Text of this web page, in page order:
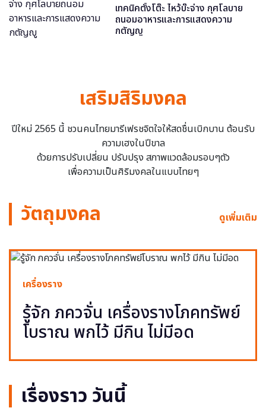
เทคนิคตั้งโต๊ะ ไหว้บ๊ะจ่าง กุศโลบาย
ถนอมอาหารและการแสดงความ
กตัญญู
เสริมสิริมงคล
ปีใหม่ 2565 นี้ ชวนคนไทยมารีเฟรชจิตใจให้สดชื่นเบิกบาน ต้อนรับ
ความเฮงในปีขาล
ด้วยการปรับเปลี่ยน ปรับปรุง สภาพแวดล้อมรอบๆตัว
เพื่อความเป็นศิริมงคลในแบบไทยๆ
วัตถุมงคล ดูเพิ่มเติม
เครื่องราง
รู้จัก ภควจั่น เครื่องรางโภคทรัพย์
โบราณ พกไว้ มีกิน ไม่มีอด
เรื่องราว วันนี้